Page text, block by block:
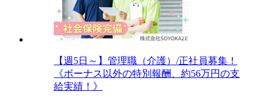
【週5日～】管理職（介護）/正社員募集！
《ボーナス以外の特別報酬、約56万円の支
給実績！》